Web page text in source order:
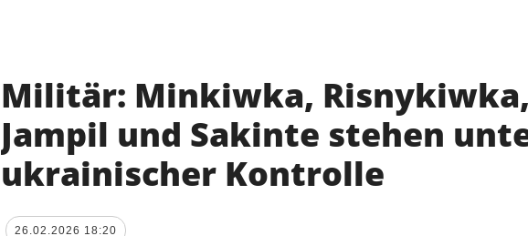
Militär: Minkiwka, Risnykiwka,
Jampil und Sakinte stehen
ukrainischer Kontrolle
26.02.2026 18:20